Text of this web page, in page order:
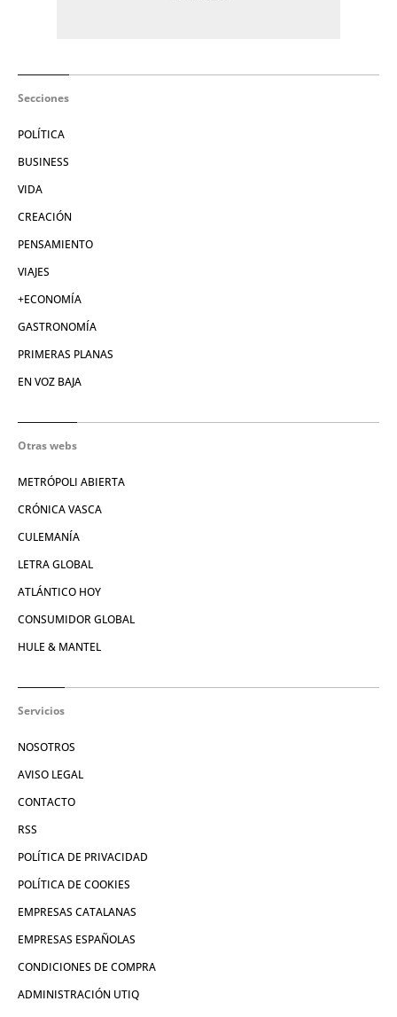
Secciones
POLÍTICA
BUSINESS
VIDA
CREACIÓN
PENSAMIENTO
VIAJES
+ECONOMÍA
GASTRONOMÍA
PRIMERAS PLANAS
EN VOZ BAJA
Otras webs
METRÓPOLI ABIERTA
CRÓNICA VASCA
CULEMANÍA
LETRA GLOBAL
ATLÁNTICO HOY
CONSUMIDOR GLOBAL
HULE & MANTEL
Servicios
NOSOTROS
AVISO LEGAL
CONTACTO
RSS
POLÍTICA DE PRIVACIDAD
POLÍTICA DE COOKIES
EMPRESAS CATALANAS
EMPRESAS ESPAÑOLAS
CONDICIONES DE COMPRA
ADMINISTRACIÓN UTIQ